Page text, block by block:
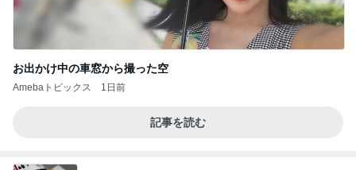
お出かけ中の車窓から撮った空
Amebaトピックス 1日前
記事を読む